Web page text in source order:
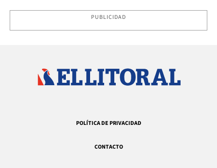
PUBLICIDAD
POLÍTICA DE PRIVACIDAD
CONTACTO